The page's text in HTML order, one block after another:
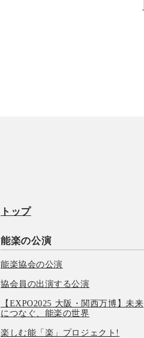
トップ
能楽の公演
能楽協会の公演
協会員の出演する公演
【EXPO2025 大阪・関西万博】未来
につなぐ、能楽の世界
楽しむ能「楽」プロジェクト!